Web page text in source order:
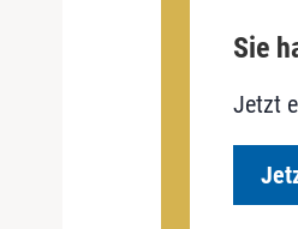
Sie
Jetzt